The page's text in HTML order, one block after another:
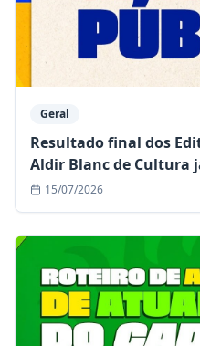
Geral
Resultado final dos
Aldir Blanc de Cultura
15/07/2026